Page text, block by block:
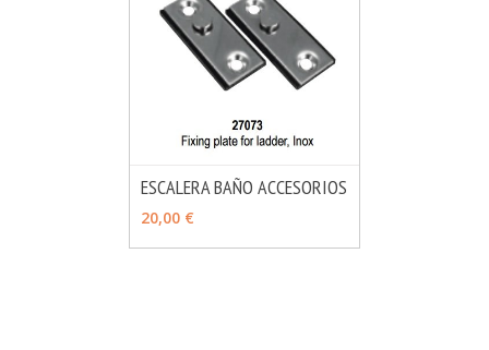
ESCALERA BAÑO ACCESORIOS
20,00 €